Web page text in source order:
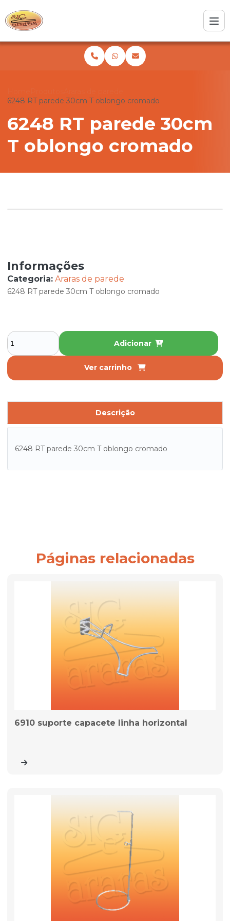
6248 RT parede 30cm T oblongo cromado
6248 RT parede 30cm
T oblongo cromado
Informações
Categoria: Araras de parede
6248 RT parede 30cm T oblongo cromado
Adicionar
Ver carrinho
Descrição
6248 RT parede 30cm T oblongo cromado
Páginas relacionadas
6910 suporte capacete linha horizontal